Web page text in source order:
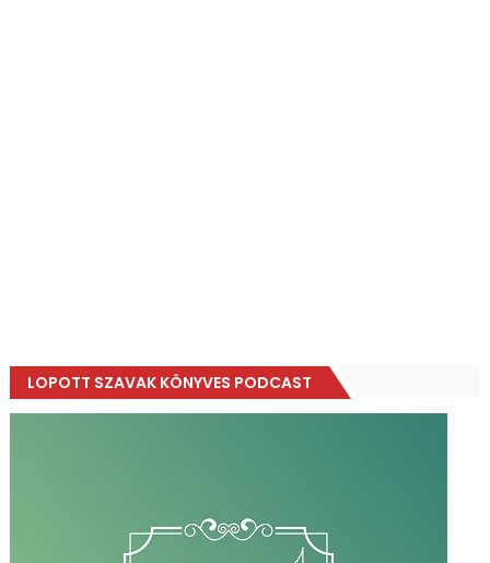
LOPOTT SZAVAK KÖNYVES PODCAST